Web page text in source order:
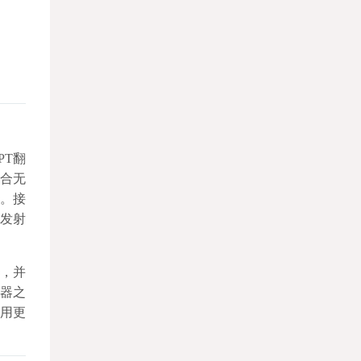
翻
无
接
射
并
之
更